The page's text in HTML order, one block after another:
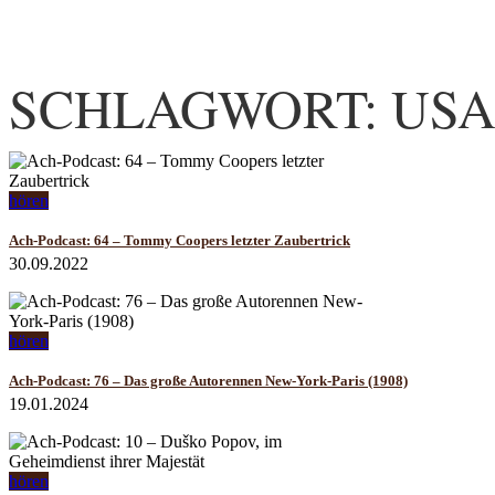
SCHLAGWORT: USA
hören
Ach-Podcast: 64 – Tommy Coopers letzter Zaubertrick
30.09.2022
hören
Ach-Podcast: 76 – Das große Autorennen New-York-Paris (1908)
19.01.2024
hören